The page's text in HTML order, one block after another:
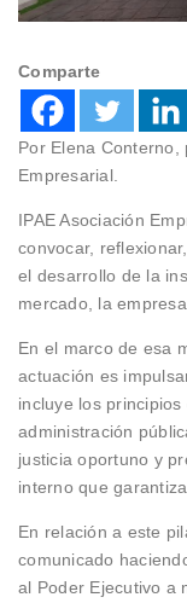
Comparte
Por Elena Conterno,
Empresarial.
IPAE Asociación
convocar,
el desarrollo de la
mercado, la
En el marco de esa
actuación es
incluye los
administración
justicia oportuno y
interno que
En relación a este
comunicado
al Poder Ejecutivo a